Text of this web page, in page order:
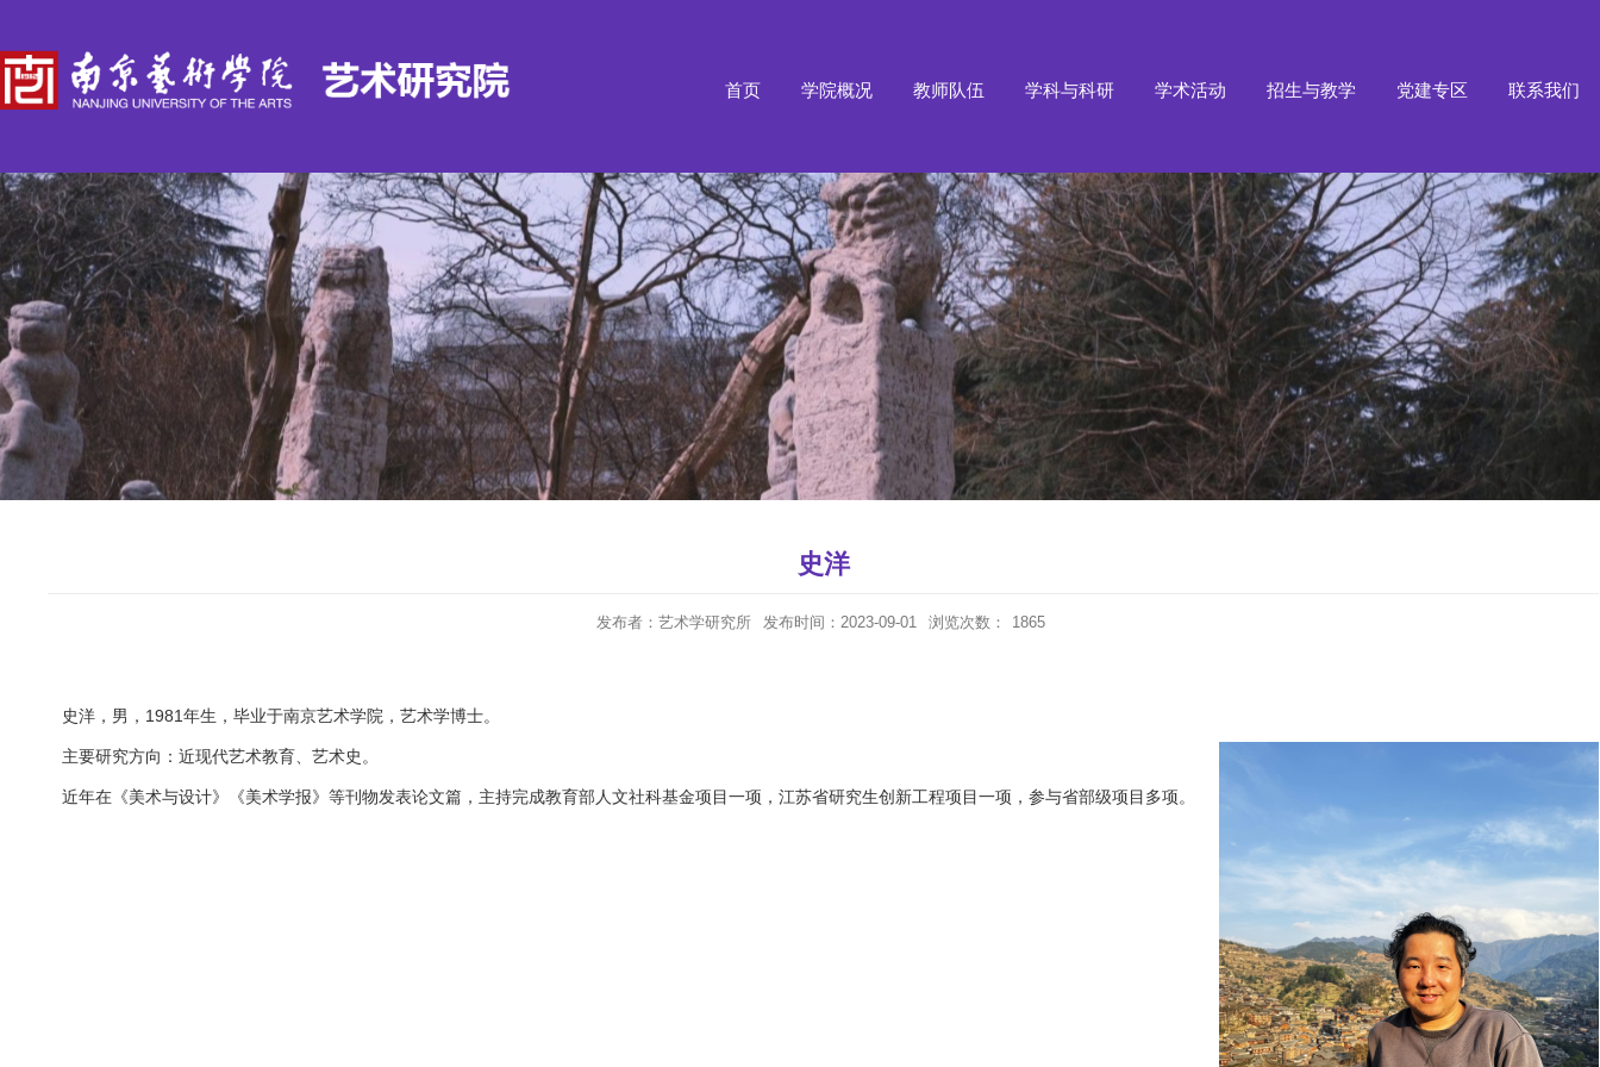
首页 学院概况 教师队伍 学科与科研 学术活动 招生与教学 党建专区 联系我们
史洋
发布者：艺术学研究所 发布时间：2023-09-01 浏览次数： 1865
史洋，男，1981年生，毕业于南京艺术学院，艺术学博士。
主要研究方向：近现代艺术教育、艺术史。
近年在《美术与设计》《美术学报》等刊物发表论文篇，主持完成教育部人文社科基金项目一项，江苏省研究生创新工程项目一项，参与省部级项目多项。